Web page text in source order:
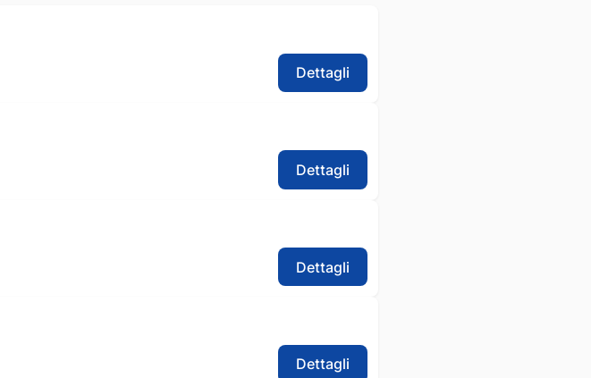
Dettagli
Dettagli
Dettagli
Dettagli